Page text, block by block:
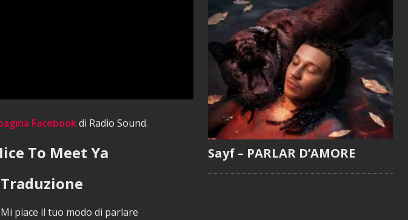
Facebookdi Radio Sound.
To Meet Ya
Traduzione
Mi piace il tuo modo di parlare
Sayf – PARLAR D’AMORE